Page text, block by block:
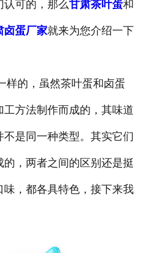
联系我们
认可的，那么甘肃茶叶蛋和
卤蛋厂家就来为您介绍一下
的，虽然茶叶蛋和卤蛋
方法制作而成的，其味道
是同一种类型。其实它们
，两者之间的区别还是挺
，都各具特色，接下来我